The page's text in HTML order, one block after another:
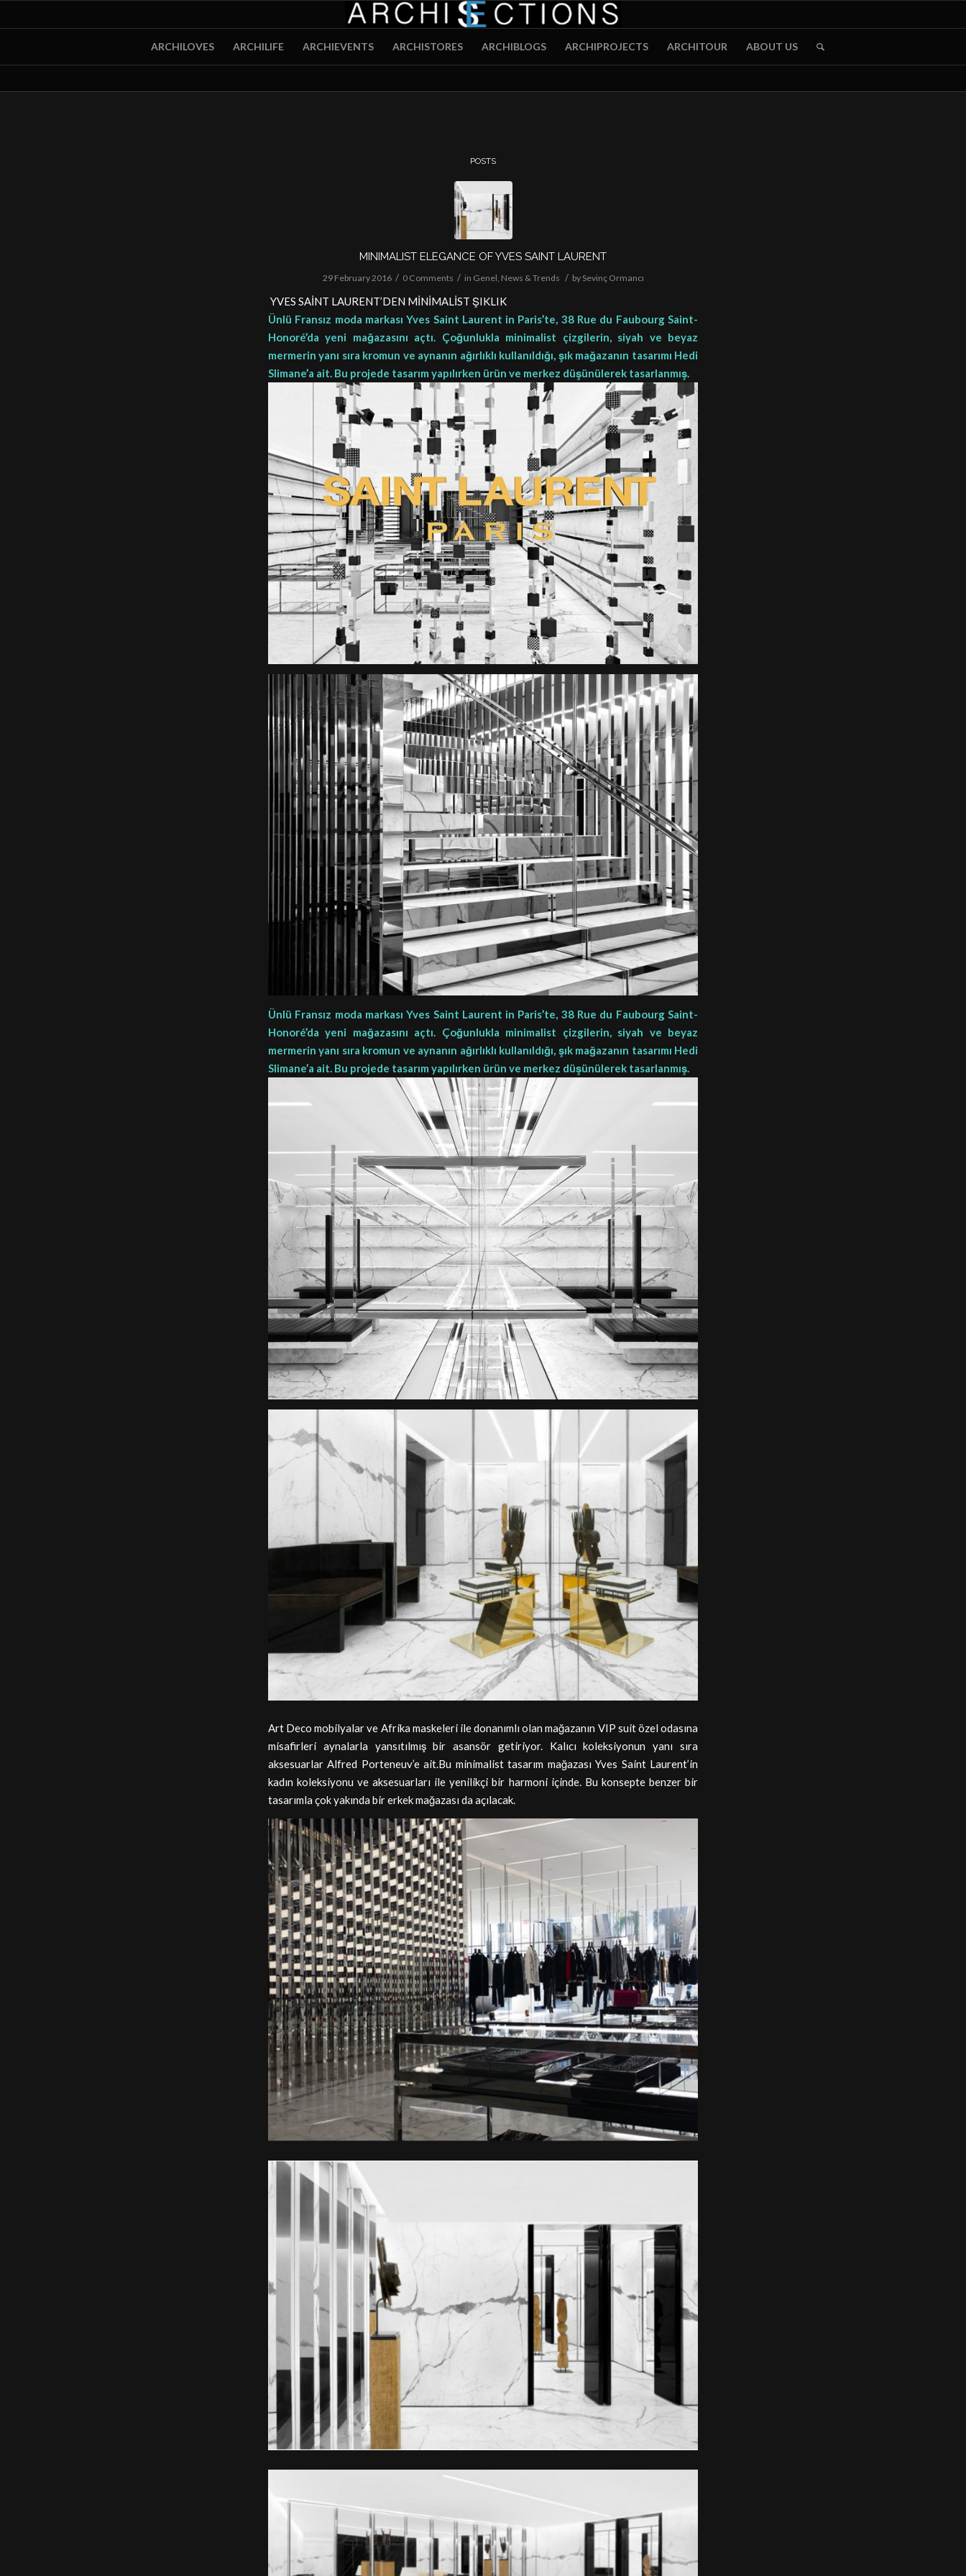
ARCHILOVES ARCHILIFE ARCHIEVENTS ARCHISTORES ARCHIBLOGS ARCHIPROJECTS ARCHITOUR ABOUT US
POSTS
MINIMALIST ELEGANCE OF YVES SAINT LAURENT
29 February 2016 / 0 Comments / in Genel, News & Trends / by Sevinç Ormancı
YVES SAİNT LAURENT’DEN MİNİMALİST ŞIKLIK
Ünlü Fransız moda markası Yves Saint Laurent in Paris’te, 38 Rue du Faubourg Saint-
Honoré’da yeni mağazasını açtı. Çoğunlukla minimalist çizgilerin, siyah ve beyaz
mermerin yanı sıra kromun ve aynanın ağırlıklı kullanıldığı, şık mağazanın tasarımı Hedi
Slimane’a ait. Bu projede tasarım yapılırken ürün ve merkez düşünülerek tasarlanmış.
Ünlü Fransız moda markası Yves Saint Laurent in Paris’te, 38 Rue du Faubourg Saint-
Honoré’da yeni mağazasını açtı. Çoğunlukla minimalist çizgilerin, siyah ve beyaz
mermerin yanı sıra kromun ve aynanın ağırlıklı kullanıldığı, şık mağazanın tasarımı Hedi
Slimane’a ait. Bu projede tasarım yapılırken ürün ve merkez düşünülerek tasarlanmış.
Art Deco mobilyalar ve Afrika maskeleri ile donanımlı olan mağazanın VIP suit özel odasına
misafirleri aynalarla yansıtılmış bir asansör getiriyor. Kalıcı koleksiyonun yanı sıra
aksesuarlar Alfred Porteneuv’e ait.Bu minimalist tasarım mağazası Yves Saint Laurent’in
kadın koleksiyonu ve aksesuarları ile yenilikçi bir harmoni içinde. Bu konsepte benzer bir
tasarımla çok yakında bir erkek mağazası da açılacak.